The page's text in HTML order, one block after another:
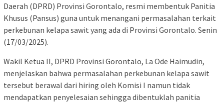
Daerah (DPRD) Provinsi Gorontalo, resmi membentuk Panitia
Khusus (Pansus) guna untuk menangani permasalahan terkait
perkebunan kelapa sawit yang ada di Provinsi Gorontalo. Senin
(17/03/2025).
Wakil Ketua II, DPRD Provinsi Gorontalo, La Ode Haimudin,
menjelaskan bahwa permasalahan perkebunan kelapa sawit
tersebut berawal dari hiring oleh Komisi I namun tidak
mendapatkan penyelesaian sehingga dibentuklah panitia